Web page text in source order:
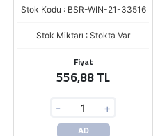
Stok Kodu : BSR-WIN-21-33516
Stok Miktarı : Stokta Var
Fiyat
556,88 TL
- +
AD